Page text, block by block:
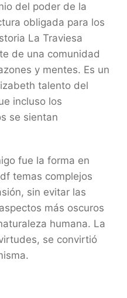
del poder de la
obligada para los
La Traviesa
de una comunidad
y mentes. Es un
talento del
incluso los
se sientan
fue la forma en
temas complejos
sin evitar las
más oscuros
humana. La
se convirtió